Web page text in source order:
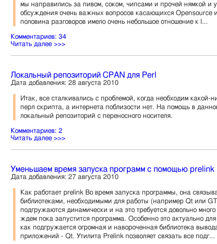
мы направились за пивом, соком, чипсами и прочей нямкой и
обсуждения очень важных вопросов касающихся Opensource
половина разговоров имело очень небольшое отношение к l...
Комментариев: 34
Читать далее >>>
Локальный репозиторий CPAN для Perl
Дата добавления: 28 августа 2010
Итак, все сталкивались с проблемой, когда необходим какой-
перл скрипта, а интернета поблизости нет. На помощь в
локальный репозиторий с переносного носителя.
Комментариев: 2
Читать далее >>>
Уменьшаем время запуска программ с помощью prelink
Дата добавления: 27 августа 2010
Как работает prelink Во время запуска программы, она
библиотеками, необходимыми для работы (например Qt или
подгружаются динамически и на это требуется довольно
ждем пока запустится программа. Особенно это актуально
как подгружается огромная и навороченная библиотека
приложений - Qt. Утилита Prelink позволяет связать все подг...